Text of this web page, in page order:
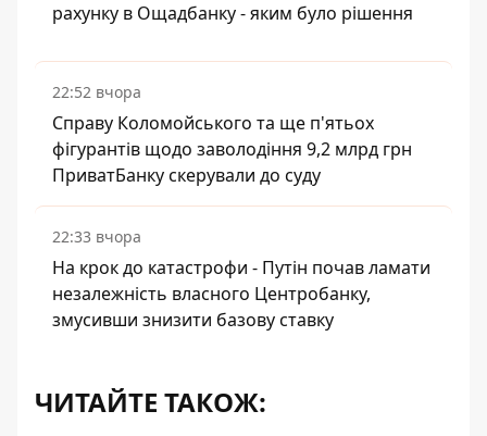
рахунку в Ощадбанку - яким було рішення
22:52 вчора
Справу Коломойського та ще п'ятьох
фігурантів щодо заволодіння 9,2 млрд грн
ПриватБанку скерували до суду
22:33 вчора
На крок до катастрофи - Путін почав ламати
незалежність власного Центробанку,
змусивши знизити базову ставку
ЧИТАЙТЕ ТАКОЖ: